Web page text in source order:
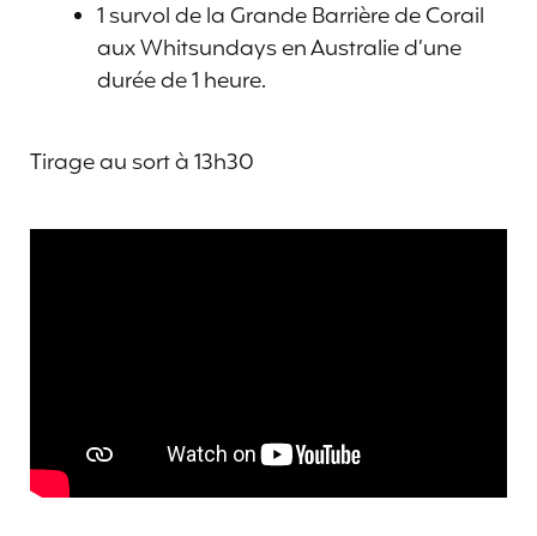
1 survol de la Grande Barrière de Corail
aux Whitsundays en Australie d’une
durée de 1 heure.
Tirage au sort à 13h30